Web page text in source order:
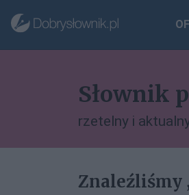
Słownik
rzetelny i
Znaleźliśmy